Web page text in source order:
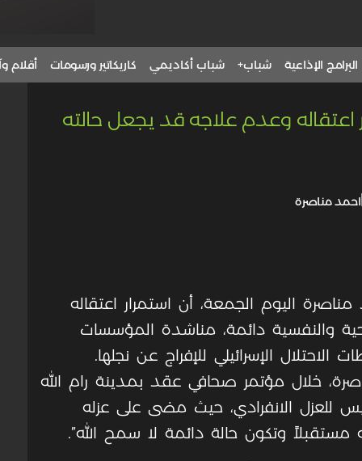
البرامج الإذاعية شباب+ شباب أكاديمي كاريكاتير ورسومات أقلام
اعتقاله وعدم علاجه قد يجعل حالته
اليوم الجمعة، أن استمرار اعتقاله
والنفسية دائمة، مناشدة المؤسسات
الإسرائيلي للإفراج عن نجلها.
خلال مؤتمر صحافي عقد بمدينة رام الله
للعزل الانفرادي، حيث مضى على عزله